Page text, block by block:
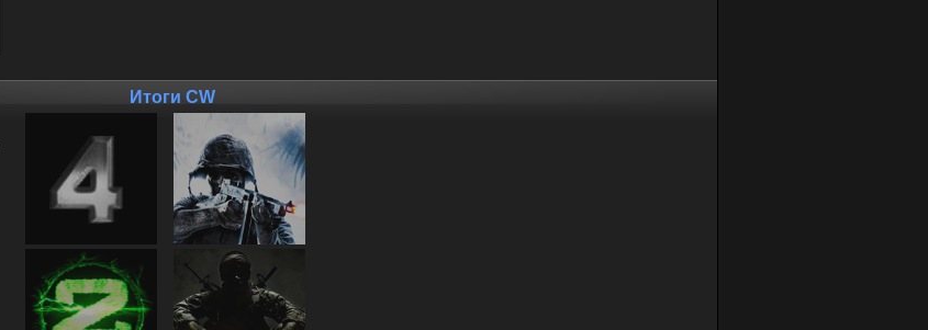
Итоги CW